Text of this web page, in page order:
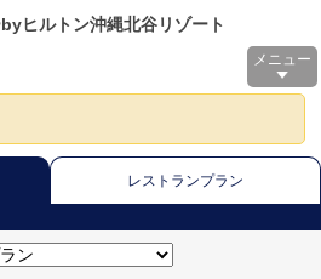
ヒルトン沖縄北谷リゾート
メニュー
レストランプラン